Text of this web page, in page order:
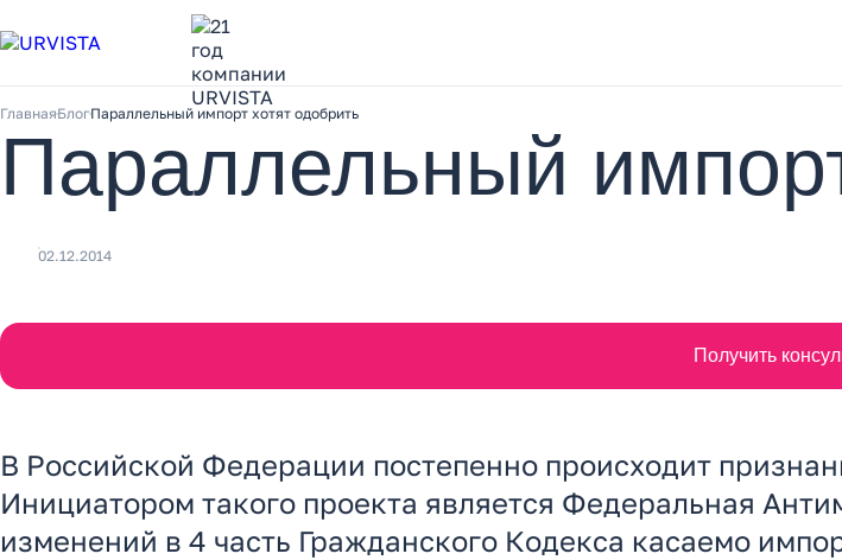
ГлавнаяБлогПараллельный импорт хотят одобрить
Параллельный
02.12.2014
Получить
В Российской Федерации постепенно происходит
Инициатором такого проекта является Федеральная
изменений в 4 часть Гражданского Кодекса касаемо